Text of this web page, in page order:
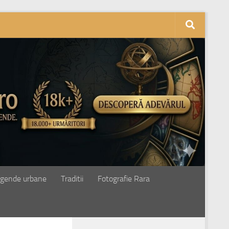
urbane Traditii Fotografie Rara